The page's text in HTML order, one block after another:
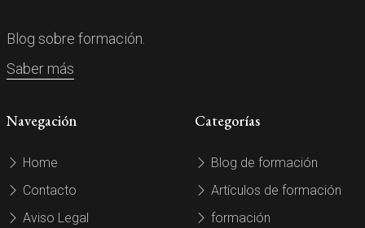
Blog sobre formación.
Saber más
Navegación
Home
Contacto
Aviso Legal
Categorías
Blog de formación
Artículos de formación
formación